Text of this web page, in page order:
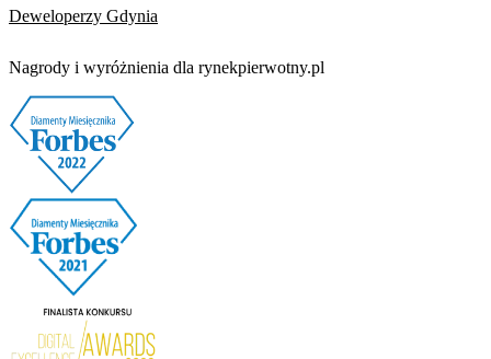
Deweloperzy Gdynia
Nagrody i wyróżnienia dla rynekpierwotny.pl